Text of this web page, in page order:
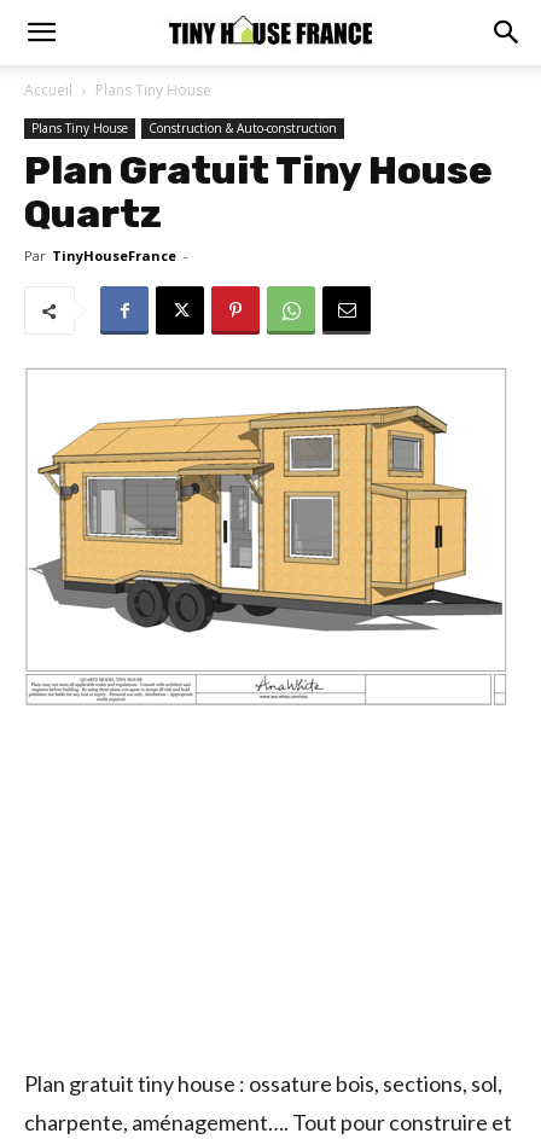
Accueil Plans Tiny House
Plans Tiny House Construction & Auto-construction
Plan Gratuit Tiny House
Quartz
Par TinyHouseFrance -
Plan gratuit tiny house : ossature bois, sections, sol,
charpente, aménagement…. Tout pour construire et